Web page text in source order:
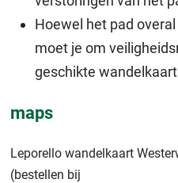
Hoewel het pad
moet je om
geschikte
maps
Leporello wandelkaart
(bestellen bij